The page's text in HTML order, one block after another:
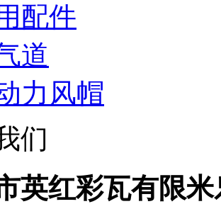
配件
道
力风帽
们
英红彩瓦有限